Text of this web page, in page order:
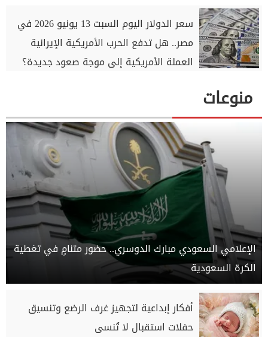
سعر الدولار اليوم السبت 13 يونيو 2026 في
مصر.. هل تدفع الحرب الأمريكية الإيرانية
العملة الأمريكية إلى موجة صعود جديدة؟
منوعات
الإعلامي السعودي مبارك الدوسري.. حضور متنامٍ في تغطية
الكرة السعودية
أفكار إبداعية لتجهيز غرف الرضع وتنسيق
حفلات استقبال لا تُنسى